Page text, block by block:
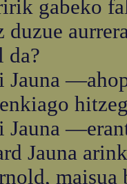
gabeko
duzue
da?
arinki
maisua